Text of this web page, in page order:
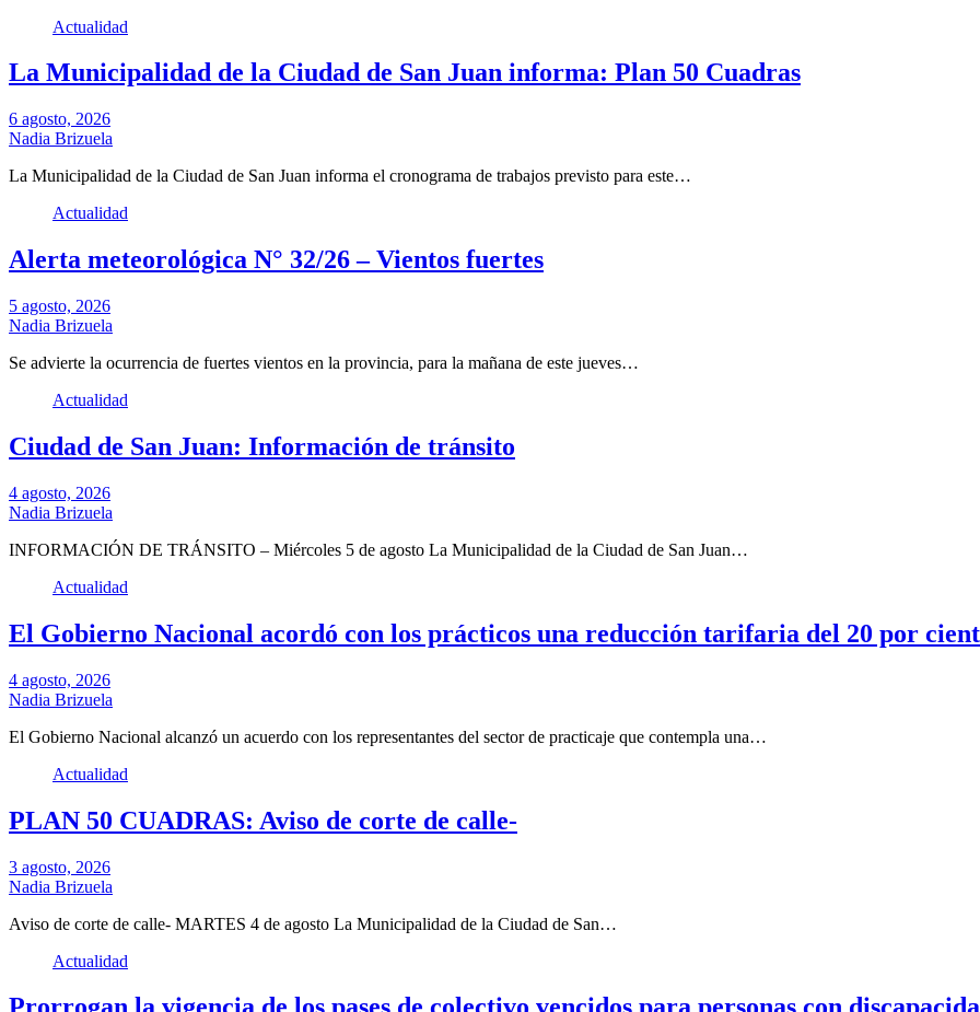
Actualidad
La Municipalidad de la Ciudad de San Juan informa: Plan 50 Cuadras
6 agosto, 2026
Nadia Brizuela
La Municipalidad de la Ciudad de San Juan informa el cronograma de trabajos previsto para este…
Actualidad
Alerta meteorológica N° 32/26 – Vientos fuertes
5 agosto, 2026
Nadia Brizuela
Se advierte la ocurrencia de fuertes vientos en la provincia, para la mañana de este jueves…
Actualidad
Ciudad de San Juan: Información de tránsito
4 agosto, 2026
Nadia Brizuela
INFORMACIÓN DE TRÁNSITO – Miércoles 5 de agosto La Municipalidad de la Ciudad de San Juan…
Actualidad
El Gobierno Nacional acordó con los prácticos una reducción tarifaria del 20 por
4 agosto, 2026
Nadia Brizuela
El Gobierno Nacional alcanzó un acuerdo con los representantes del sector de practicaje que contempla una…
Actualidad
PLAN 50 CUADRAS: Aviso de corte de calle-
3 agosto, 2026
Nadia Brizuela
Aviso de corte de calle- MARTES 4 de agosto La Municipalidad de la Ciudad de San…
Actualidad